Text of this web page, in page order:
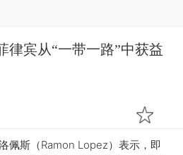
律宾从“一带一路”中获益
佩斯（Ramon Lopez）表示，即